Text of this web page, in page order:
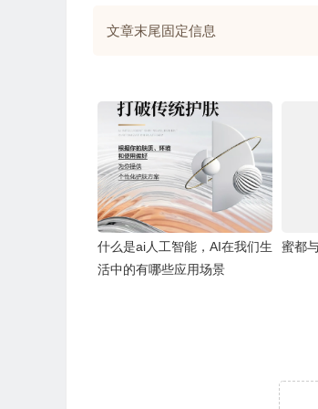
文章末尾固定信息
什么是ai人工智能，AI在我们生
活中的有哪些应用场景
蜜都